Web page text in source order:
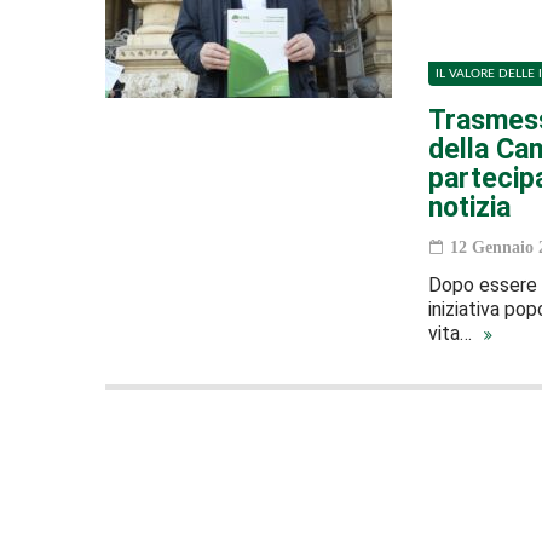
IL VALORE DELLE
della
notizia
12 Gennaio
Dopo
iniziativa
vita…